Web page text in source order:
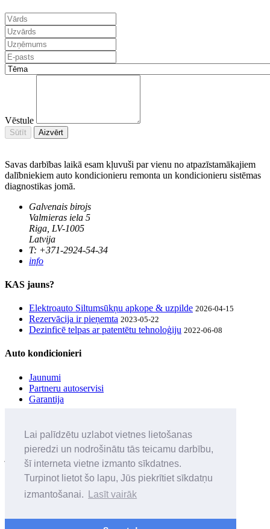
Lai palīdzētu uzlabot vietnes lietošanas
pieredzi un nodrošinātu tās teicamu darbību,
šī interneta vietne izmanto sīkdatnes.
Turpinot lietot šo lapu, Jūs piekrītiet sīkdatņu
izmantošanai.
Lasīt vairāk
Vēstule
Sūtīt Aizvērt
Savas darbības laikā esam kļuvuši par vienu no atpazīstamākajiem
dalībniekiem auto kondicionieru remonta un kondicionieru sistēmas
diagnostikas jomā.
Galvenais birojs
Valmieras iela 5
Riga, LV-1005
Latvija
T: +371-2924-54-34
info
KAS jauns?
Elektroauto Siltumsūkņu apkope & uzpilde 2026-04-15
Rezervācija ir pieņemta 2023-05-22
Dezinficē telpas ar patentētu tehnoloģiju 2022-06-08
Auto kondicionieri
Jaunumi
Partneru autoservisi
Garantija
Seko mūsu sociālo tīklu ierakstiem un iegūsti informāciju par
jaunumiem & balvām
Privātuma politika
Noteikumi
•